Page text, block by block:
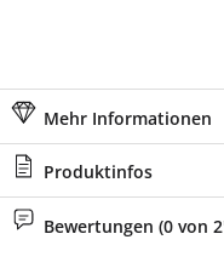
Mehr Informationen
Produktinfos
Bewertungen (0 von